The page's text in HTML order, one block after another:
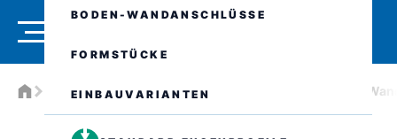
BODEN-WANDANSCHLÜSSE
FORMSTÜCKE
EINBAUVARIANTEN
Produkte Wasserdichte Fugenprofile